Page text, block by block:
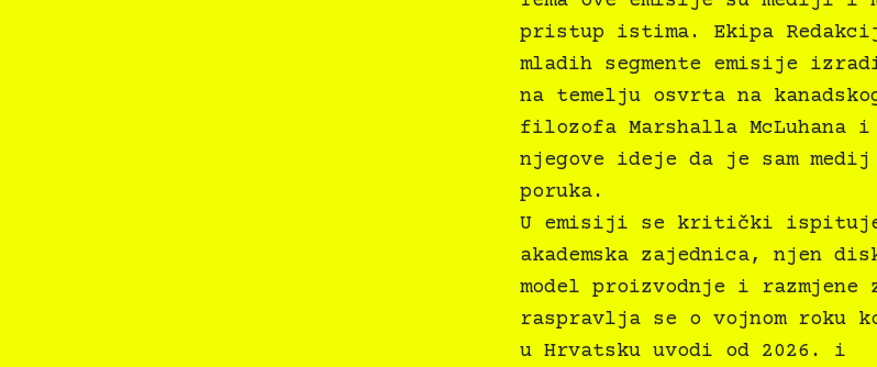
pristup istima. Ekipa
mladih segmente emisije
na temelju osvrta na
filozofa Marshalla McLuhana i
njegove ideje da je sam medij
poruka.
U emisiji se kritički
akademska zajednica, njen
model proizvodnje i razmjene
raspravlja se o vojnom roku
u Hrvatsku uvodi od 2026. i